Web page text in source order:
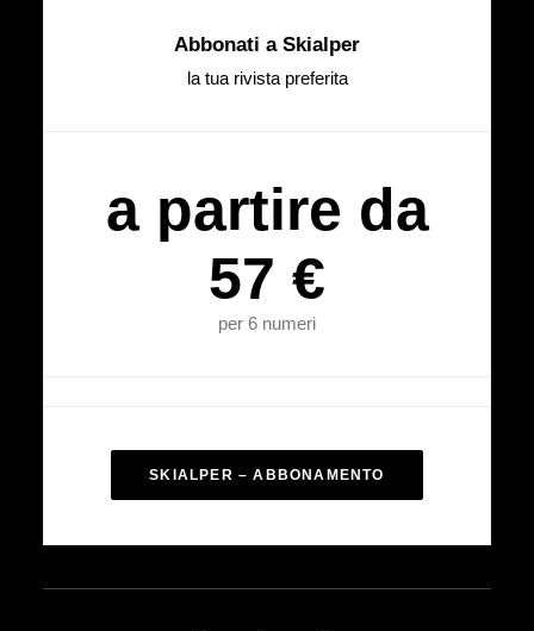
Abbonati a Skialper
la tua rivista preferita
a partire da
57 €
per 6 numeri
SKIALPER – ABBONAMENTO